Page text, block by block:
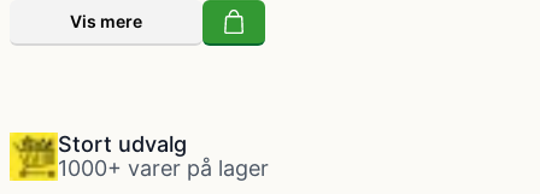
Vis mere
Stort udvalg
1000+ varer på lager